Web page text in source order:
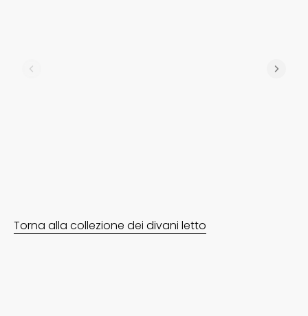
Torna alla collezione dei divani letto